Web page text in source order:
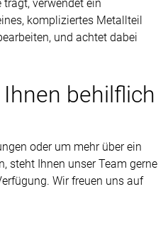
behilflich
oder um mehr über ein
steht Ihnen unser Team gerne
Wir freuen uns auf